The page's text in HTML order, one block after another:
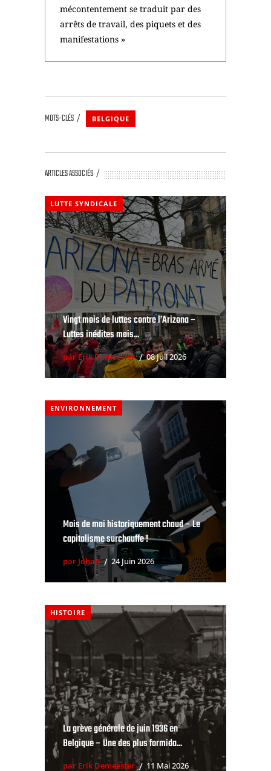
mécontentement se traduit par des
arrêts de travail, des piquets et des
manifestations »
MOTS-CLÉS BELGIQUE
ARTICLES ASSOCIÉS
LUTTE SYNDICALE
Vingt mois de luttes contre l’Arizona –
Luttes inédites mais...
par Erik Demeester 08 Juil 2026
ENVIRONNEMENT
Mois de mai historiquement chaud – Le
capitalisme surchauffe !
par Johan 24 Juin 2026
HISTOIRE
La grève générale de juin 1936 en
Belgique – Une des plus formida...
par Erik Demeester 11 Mai 2026